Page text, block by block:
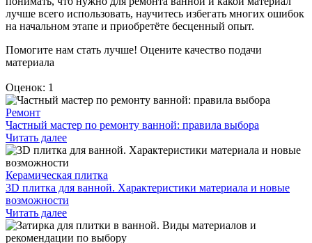
лучше всего использовать, научитесь избегать многих ошибок
на начальном этапе и приобретёте бесценный опыт.
Помогите нам стать лучше! Оцените качество подачи
материала
Оценок: 1
Ремонт
Частный мастер по ремонту ванной: правила выбора
Читать далее
Керамическая плитка
3D плитка для ванной. Характеристики материала и новые
возможности
Читать далее